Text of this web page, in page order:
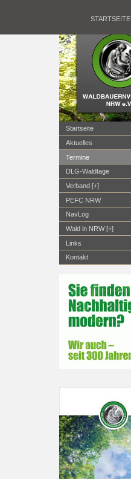
STARTSEITE
Startseite
Aktuelles
Termine
DLG-Waldtage
Verband [+]
PEFC NRW
NavLog
Wald in NRW [+]
Links
Kontakt